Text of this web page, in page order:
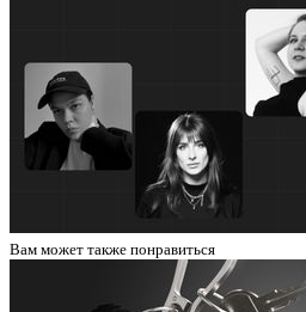
Вам может также понравиться